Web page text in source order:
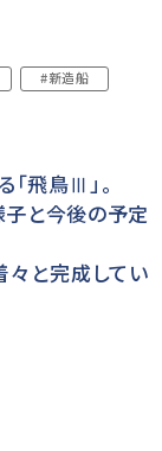
#新造船
飛鳥Ⅲ」。
と今後の予定
と完成してい